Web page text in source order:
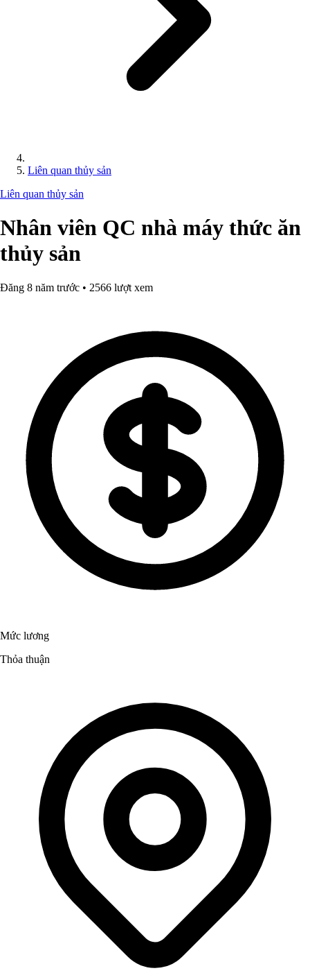
Liên quan thủy sản
Liên quan thủy sản
Nhân viên QC nhà máy thức ăn
thủy sản
Đăng 8 năm trước • 2566 lượt xem
Mức lương
Thỏa thuận